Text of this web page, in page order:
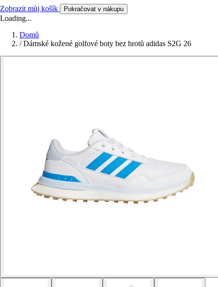
Zobrazit můj košík Pokračovat v nákupu
Loading...
Domů
/ Dámské kožené golfové boty bez hrotů adidas S2G 26